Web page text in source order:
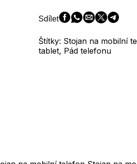
mobilní
telefon
na
mobilní
Sdílet
Štítky: Stojan na mobilní
tablet, Pád telefonu